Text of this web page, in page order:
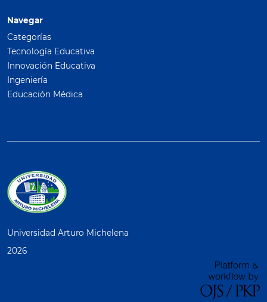
Navegar
Categorías
Tecnología Educativa
Innovación Educativa
Ingeniería
Educación Médica
Universidad Arturo Michelena
2026